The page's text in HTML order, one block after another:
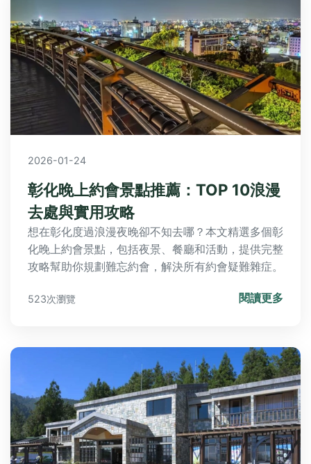
2026-01-24
彰化晚上約會景點推薦：TOP 10浪漫
去處與實用攻略
想在彰化度過浪漫夜晚卻不知去哪？本文精選多個彰
化晚上約會景點，包括夜景、餐廳和活動，提供完整
攻略幫助你規劃難忘約會，解決所有約會疑難雜症。
523次瀏覽 閱讀更多